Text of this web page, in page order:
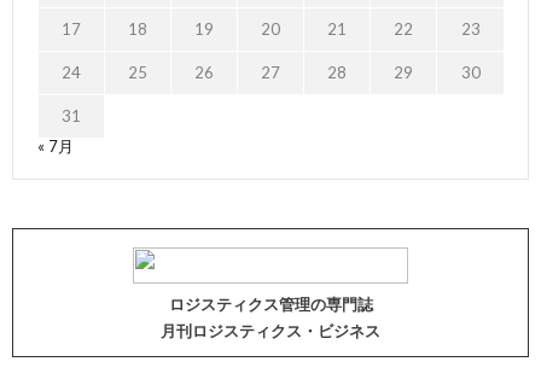
17 18 19 20 21 22 23
24 25 26 27 28 29 30
31
« 7月
ロジスティクス管理の専門誌
月刊ロジスティクス・ビジネス